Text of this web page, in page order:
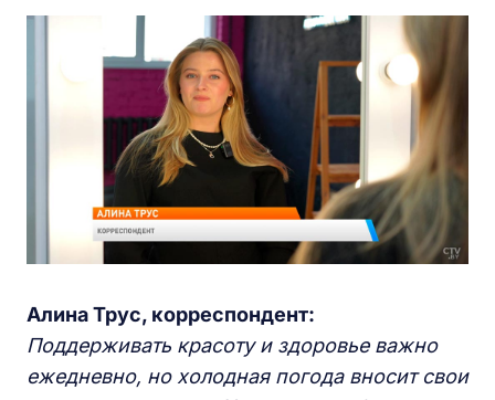
Алина Трус, корреспондент:
Поддерживать красоту и здоровье важно
ежедневно, но холодная погода вносит свои